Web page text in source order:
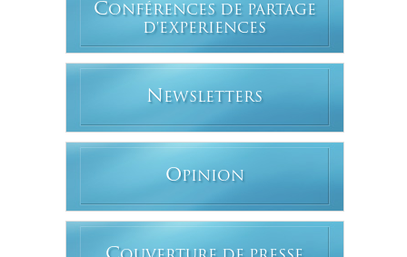
CONFÉRENCES DE PARTAGE
D'EXPERIENCES
N EWSLETTERS
OPINION